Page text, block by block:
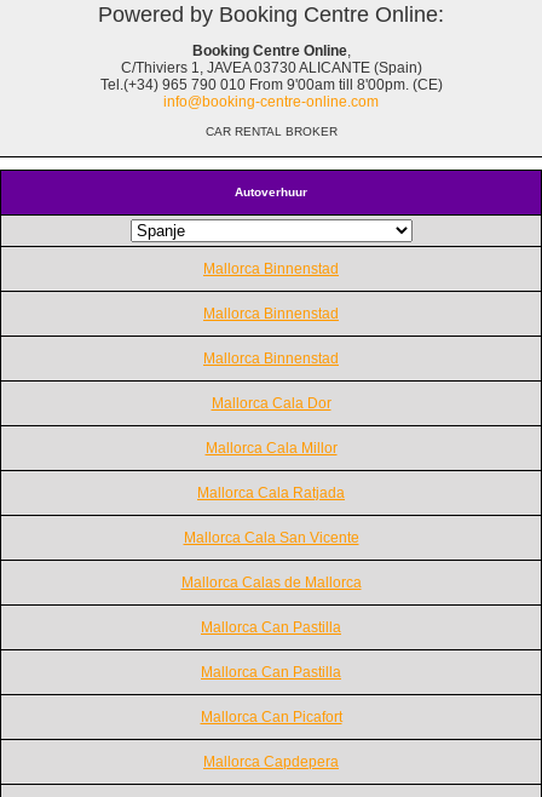
Autoverhuur
Mallorca Binnenstad
Mallorca Binnenstad
Mallorca Binnenstad
Mallorca Cala Dor
Mallorca Cala Millor
Mallorca Cala Ratjada
Mallorca Cala San Vicente
Mallorca Calas de Mallorca
Mallorca Can Pastilla
Mallorca Can Pastilla
Mallorca Can Picafort
Mallorca Capdepera
Powered by Booking Centre Online:
Booking Centre Online,
C/Thiviers 1, JAVEA 03730 ALICANTE (Spain)
Tel.(+34) 965 790 010 From 9'00am till 8'00pm. (CE)
info@booking-centre-online.com
CAR RENTAL BROKER